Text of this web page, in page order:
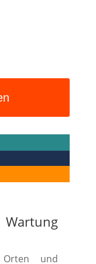
Wartung
und